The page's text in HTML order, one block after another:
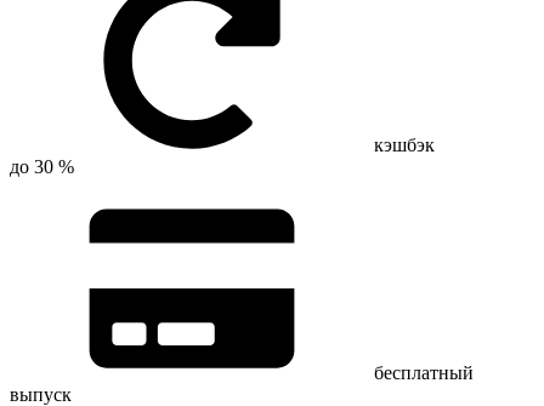
кэшбэк
до 30 %
бесплатный
выпуск